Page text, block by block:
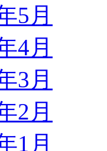
5月
4月
3月
2月
1月